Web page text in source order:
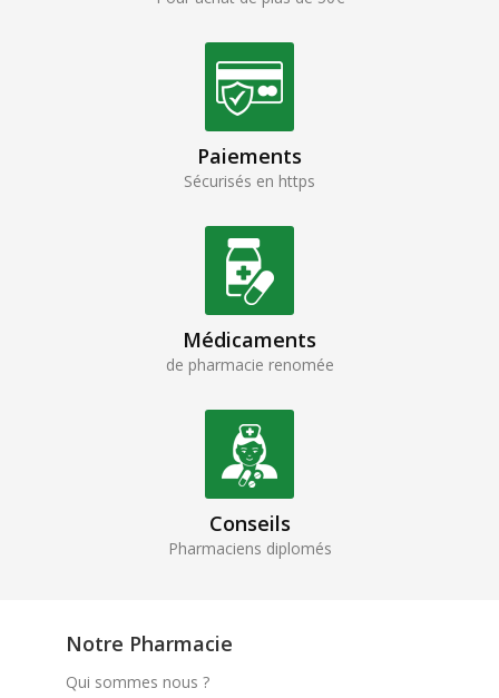
Paiements
Sécurisés en https
Médicaments
de pharmacie renomée
Conseils
Pharmaciens diplomés
Notre Pharmacie
Qui sommes nous ?